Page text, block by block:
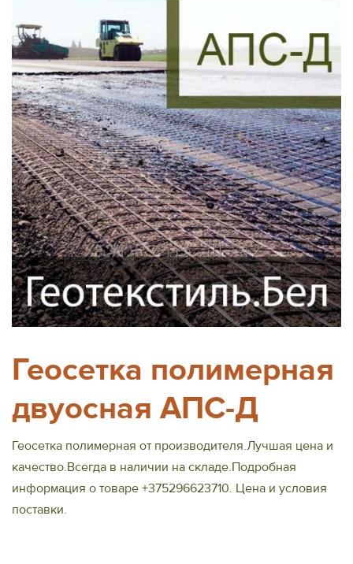
Геосетка полимерная
двуосная АПС-Д
Геосетка полимерная от производителя.Лучшая цена и
качество.Всегда в наличии на складе.Подробная
информация о товаре +375296623710. Цена и условия
поставки.